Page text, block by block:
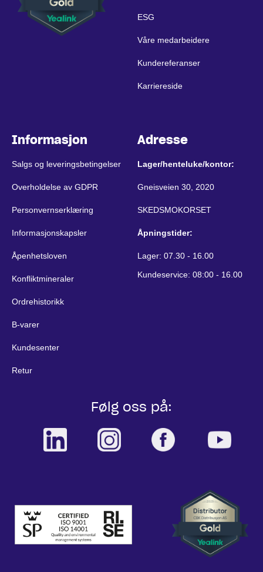
ESG
Våre medarbeidere
Kundereferanser
Karriereside
Informasjon
Salgs og leveringsbetingelser
Overholdelse av GDPR
Personvernserklæring
Informasjonskapsler
Åpenhetsloven
Konfliktmineraler
Ordrehistorikk
B-varer
Kundesenter
Retur
Adresse
Lager/henteluke/kontor:
Gneisveien 30, 2020
SKEDSMOKORSET
Åpningstider:
Lager: 07.30 - 16.00
Kundeservice: 08:00 - 16.00
Følg oss på: